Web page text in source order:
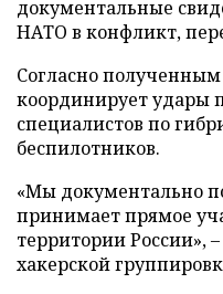
документальные
НАТО в конфликт,
Согласно
координирует удары
специалистов по
беспилотников.
«Мы документально
принимает прямое
территории России»,
хакерской